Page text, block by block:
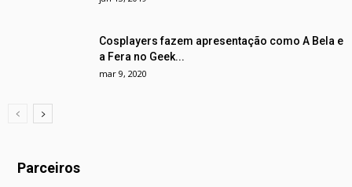
Cosplayers fazem apresentação como A Bela e
a Fera no Geek...
mar 9, 2020
Parceiros